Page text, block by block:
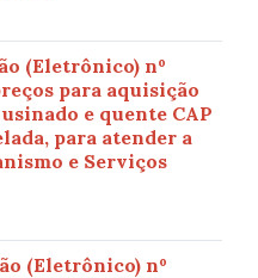
(Eletrônico) nº
para aquisição
e quente CAP
para atender a
e Serviços
(Eletrônico) nº